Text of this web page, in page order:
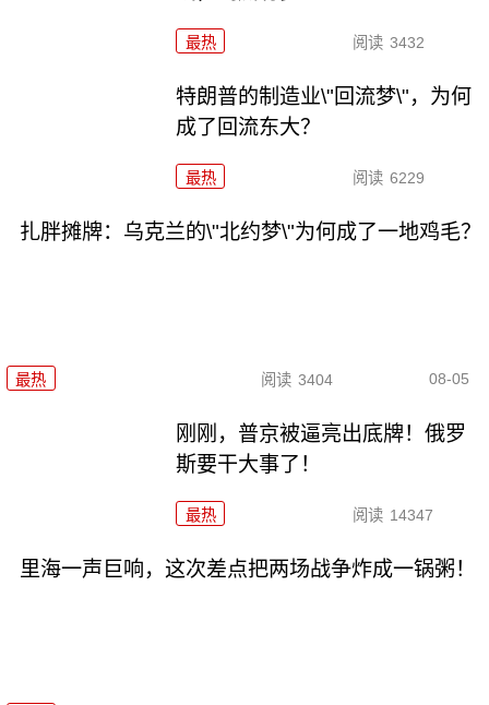
最热 阅读 3432
特朗普的制造业\"回流梦\"，为何
成了回流东大？
最热 阅读 6229
扎胖摊牌：乌克兰的\"北约梦\"为何成了一地鸡毛？
最热 阅读 3404 08-05
刚刚，普京被逼亮出底牌！俄罗
斯要干大事了！
最热 阅读 14347
里海一声巨响，这次差点把两场战争炸成一锅粥！